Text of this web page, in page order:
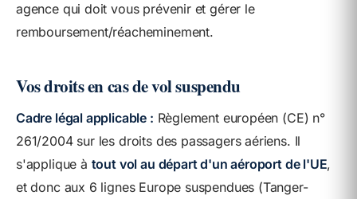
agence qui doit vous prévenir et gérer le
remboursement/réacheminement.
Vos droits en cas de vol suspendu
Cadre légal applicable : Règlement européen (CE) n°
261/2004 sur les droits des passagers aériens. Il
s'applique à tout vol au départ d'un aéroport de l'UE,
et donc aux 6 lignes Europe suspendues (Tanger-